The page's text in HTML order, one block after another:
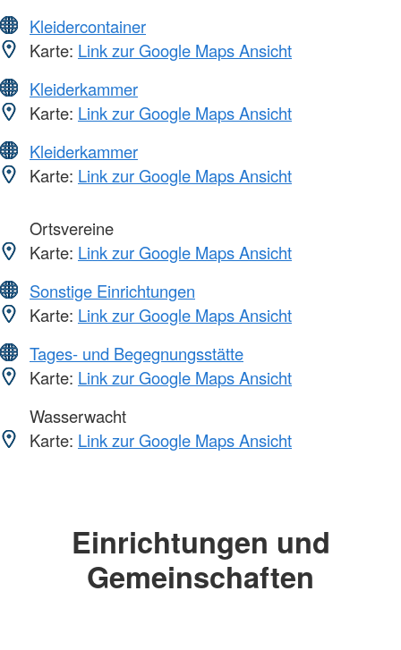
Kleidercontainer
Karte: Link zur Google Maps Ansicht
Kleiderkammer
Karte: Link zur Google Maps Ansicht
Kleiderkammer
Karte: Link zur Google Maps Ansicht
Ortsvereine
Karte: Link zur Google Maps Ansicht
Sonstige Einrichtungen
Karte: Link zur Google Maps Ansicht
Tages- und Begegnungsstätte
Karte: Link zur Google Maps Ansicht
Wasserwacht
Karte: Link zur Google Maps Ansicht
Einrichtungen und
Gemeinschaften